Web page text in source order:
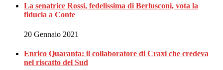
La senatrice Rossi, fedelissima di Berlusconi, vota la
fiducia a Conte
20 Gennaio 2021
Enrico Quaranta: il collaboratore di Craxi che credeva
nel riscatto del Sud